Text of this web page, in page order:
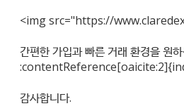
<img src="https://
간편한 가입과 빠른 거래 환경을 원
감사합니다.